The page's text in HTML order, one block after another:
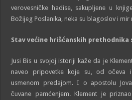
verovesničke hadise, sakupljene u
Božijeg Poslanika, neka su blagoslov i mir
Stav većine hrišćanskih prethodnika
Jusi Bis u svojoj istoriji kaže da je
naveo pripovetke koje su, od očeva
usmenom predajom. I o apostolu
čuvane pamćenjem. Klement je